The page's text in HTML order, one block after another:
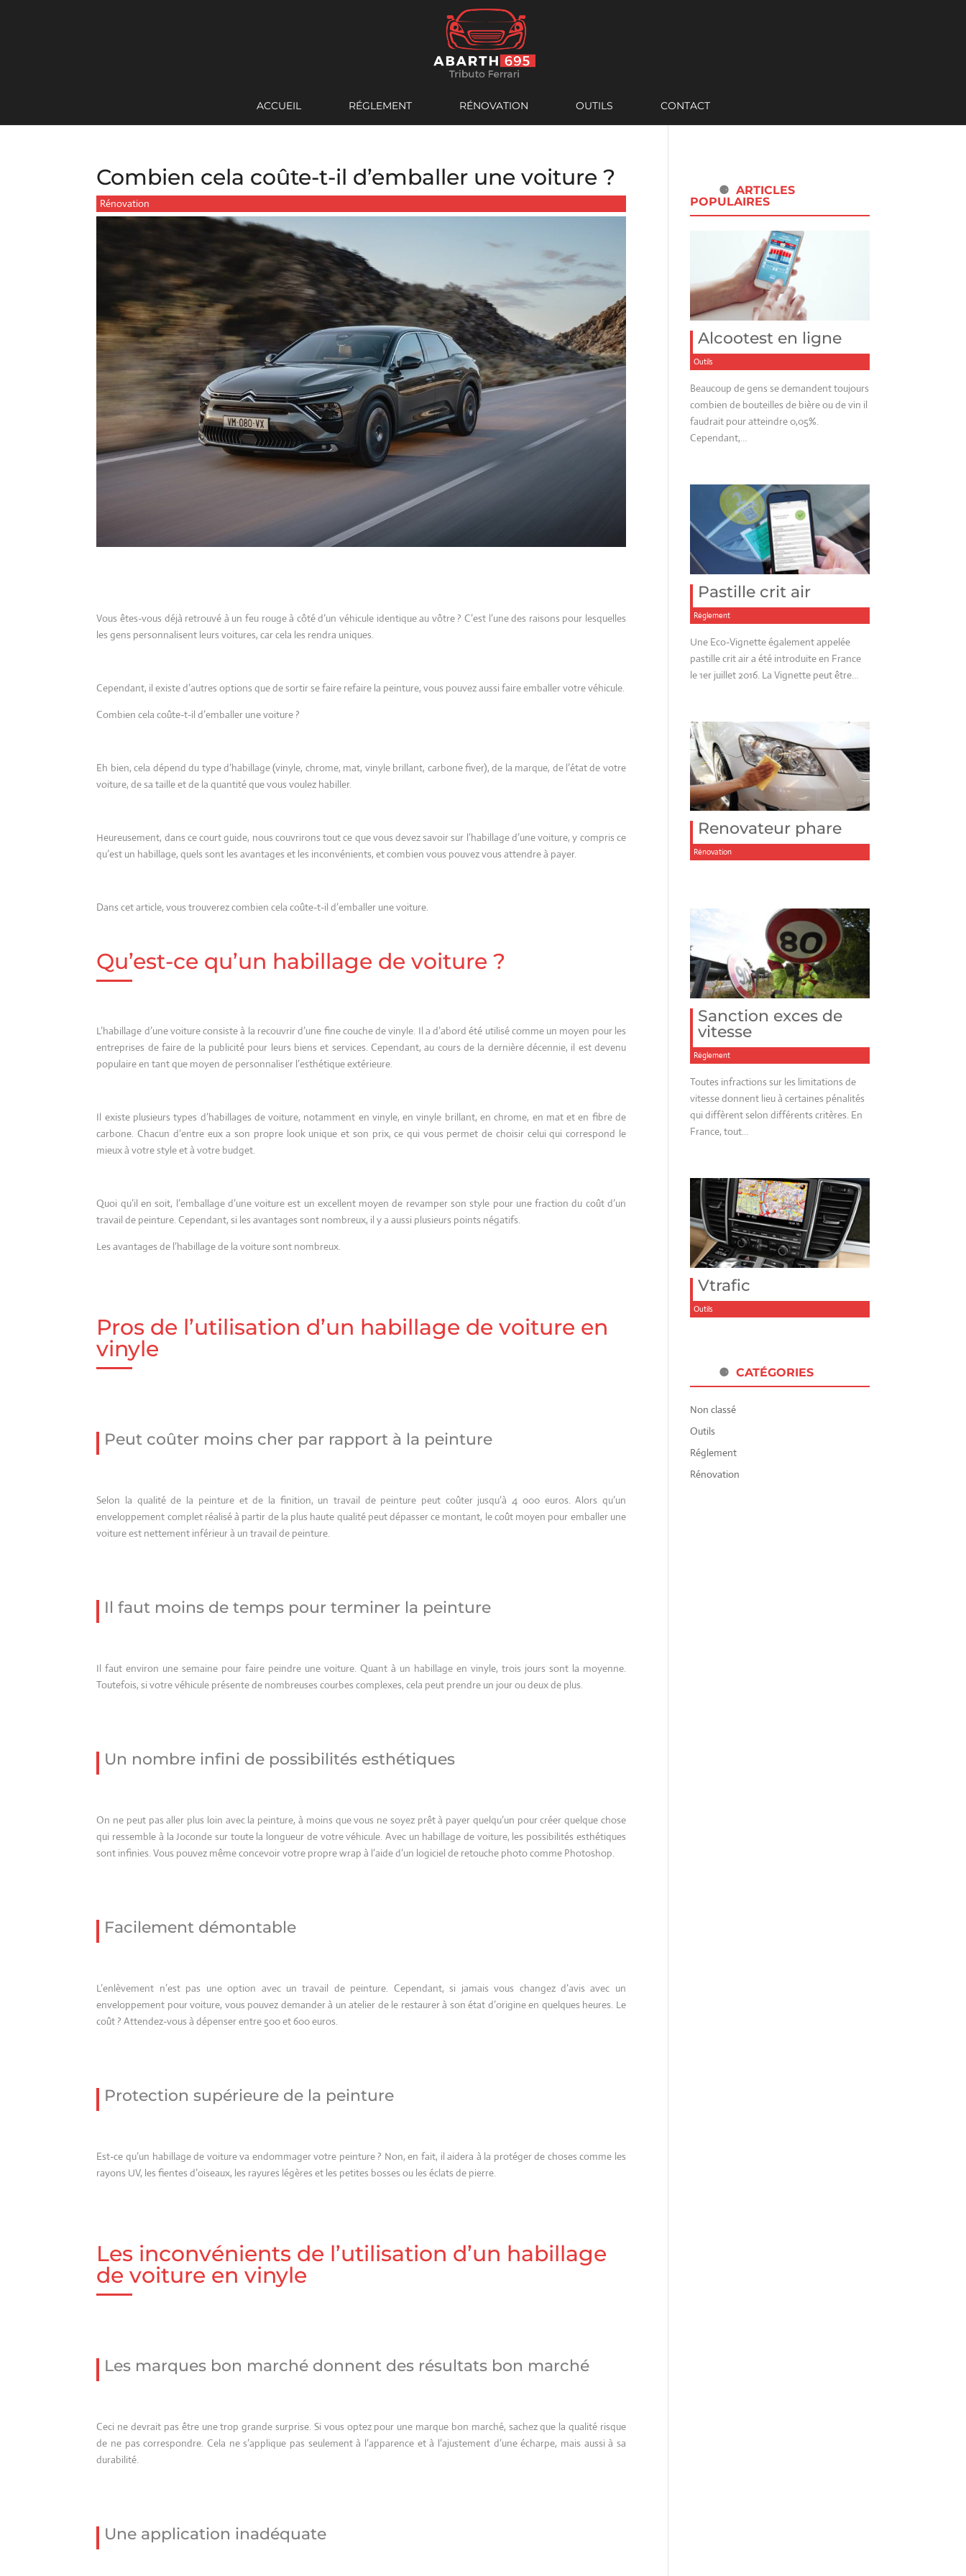
ACCUEIL RÉGLEMENT RÉNOVATION OUTILS CONTACT
Combien cela coûte-t-il d’emballer une voiture ?
Rénovation
Vous êtes-vous déjà retrouvé à un feu rouge à côté d’un véhicule identique au vôtre ? C’est l’une des raisons pour lesquelles
les gens personnalisent leurs voitures, car cela les rendra uniques.
Cependant, il existe d’autres options que de sortir se faire refaire la peinture, vous pouvez aussi faire emballer votre véhicule.
Combien cela coûte-t-il d’emballer une voiture ?
Eh bien, cela dépend du type d’habillage (vinyle, chrome, mat, vinyle brillant, carbone fiver), de la marque, de l’état de votre
voiture, de sa taille et de la quantité que vous voulez habiller.
Heureusement, dans ce court guide, nous couvrirons tout ce que vous devez savoir sur l’habillage d’une voiture, y compris ce
qu’est un habillage, quels sont les avantages et les inconvénients, et combien vous pouvez vous attendre à payer.
Dans cet article, vous trouverez combien cela coûte-t-il d’emballer une voiture.
Qu’est-ce qu’un habillage de voiture ?
L’habillage d’une voiture consiste à la recouvrir d’une fine couche de vinyle. Il a d’abord été utilisé comme un moyen pour les
entreprises de faire de la publicité pour leurs biens et services. Cependant, au cours de la dernière décennie, il est devenu
populaire en tant que moyen de personnaliser l’esthétique extérieure.
Il existe plusieurs types d’habillages de voiture, notamment en vinyle, en vinyle brillant, en chrome, en mat et en fibre de
carbone. Chacun d’entre eux a son propre look unique et son prix, ce qui vous permet de choisir celui qui correspond le
mieux à votre style et à votre budget.
Quoi qu’il en soit, l’emballage d’une voiture est un excellent moyen de revamper son style pour une fraction du coût d’un
travail de peinture. Cependant, si les avantages sont nombreux, il y a aussi plusieurs points négatifs.
Les avantages de l’habillage de la voiture sont nombreux.
Pros de l’utilisation d’un habillage de voiture en
vinyle
Peut coûter moins cher par rapport à la peinture
Selon la qualité de la peinture et de la finition, un travail de peinture peut coûter jusqu’à 4 000 euros. Alors qu’un
enveloppement complet réalisé à partir de la plus haute qualité peut dépasser ce montant, le coût moyen pour emballer une
voiture est nettement inférieur à un travail de peinture.
Il faut moins de temps pour terminer la peinture
Il faut environ une semaine pour faire peindre une voiture. Quant à un habillage en vinyle, trois jours sont la moyenne.
Toutefois, si votre véhicule présente de nombreuses courbes complexes, cela peut prendre un jour ou deux de plus.
Un nombre infini de possibilités esthétiques
On ne peut pas aller plus loin avec la peinture, à moins que vous ne soyez prêt à payer quelqu’un pour créer quelque chose
qui ressemble à la Joconde sur toute la longueur de votre véhicule. Avec un habillage de voiture, les possibilités esthétiques
sont infinies. Vous pouvez même concevoir votre propre wrap à l’aide d’un logiciel de retouche photo comme Photoshop.
Facilement démontable
L’enlèvement n’est pas une option avec un travail de peinture. Cependant, si jamais vous changez d’avis avec un
enveloppement pour voiture, vous pouvez demander à un atelier de le restaurer à son état d’origine en quelques heures. Le
coût ? Attendez-vous à dépenser entre 500 et 600 euros.
Protection supérieure de la peinture
Est-ce qu’un habillage de voiture va endommager votre peinture ? Non, en fait, il aidera à la protéger de choses comme les
rayons UV, les fientes d’oiseaux, les rayures légères et les petites bosses ou les éclats de pierre.
Les inconvénients de l’utilisation d’un habillage
de voiture en vinyle
Les marques bon marché donnent des résultats bon marché
Ceci ne devrait pas être une trop grande surprise. Si vous optez pour une marque bon marché, sachez que la qualité risque
de ne pas correspondre. Cela ne s’applique pas seulement à l’apparence et à l’ajustement d’une écharpe, mais aussi à sa
durabilité.
Une application inadéquate
ARTICLES
POPULAIRES
Alcootest en ligne
Outils
Beaucoup de gens se demandent toujours
combien de bouteilles de bière ou de vin il
faudrait pour atteindre 0,05%.
Cependant,…
Pastille crit air
Réglement
Une Eco-Vignette également appelée
pastille crit air a été introduite en France
le 1er juillet 2016. La Vignette peut être…
Renovateur phare
Rénovation
Sanction exces de
vitesse
Réglement
Toutes infractions sur les limitations de
vitesse donnent lieu à certaines pénalités
qui diffèrent selon différents critères. En
France, tout…
Vtrafic
Outils
CATÉGORIES
Non classé
Outils
Réglement
Rénovation